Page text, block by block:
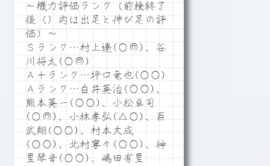
～機力評価ランク（前検終了
後（）内は出足と伸び足の評
価）～
Ｓランク…村上遼(○◎)、谷
川将太(○◎)
Ａ＋ランク…坪口竜也(○○)
Ａランク…白井英治(○○)、
熊本英一(○○)、小松卓司
(○◎)、小林孝弘(△○)、百
武翔(○○)、村本大成
(○○)、北村寧々(○○)、神
里琴音(○○)、嶋田有里